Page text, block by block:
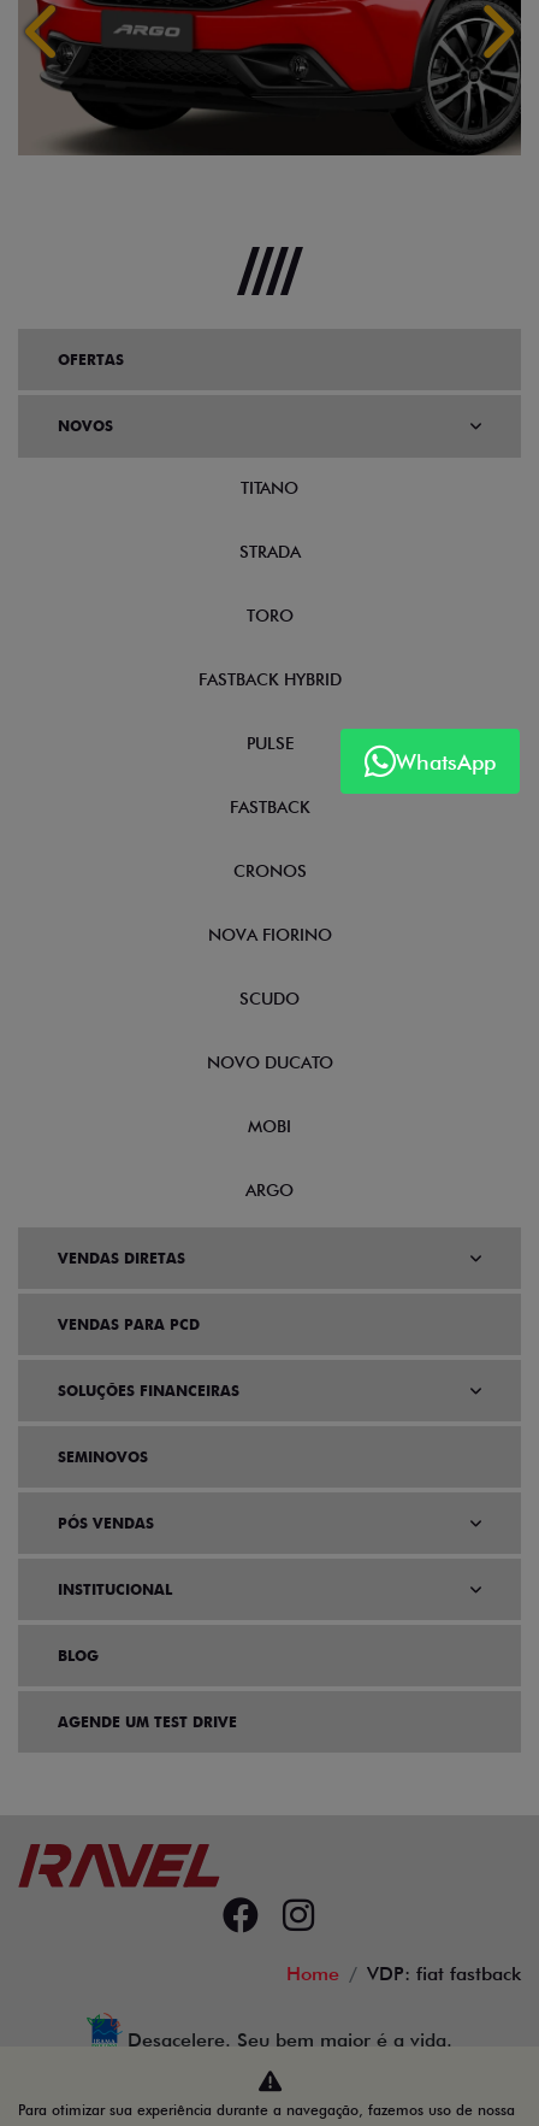
Anterior
WhatsApp
OFERTAS
NOVOS
TITANO
STRADA
TORO
FASTBACK HYBRID
PULSE
FASTBACK
CRONOS
NOVA FIORINO
SCUDO
NOVO DUCATO
MOBI
ARGO
VENDAS DIRETAS
VENDAS PARA PCD
SOLUÇÕES FINANCEIRAS
SEMINOVOS
PÓS VENDAS
INSTITUCIONAL
BLOG
AGENDE UM TEST DRIVE
Home VDP: fiat fastback
Desacelere. Seu bem maior é a vida.
Para otimizar sua experiência durante a navegação, fazemos uso de nossa